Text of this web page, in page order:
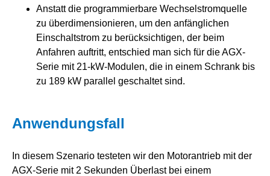
Anstatt die programmierbare Wechselstromquelle
zu überdimensionieren, um den anfänglichen
Einschaltstrom zu berücksichtigen, der beim
Anfahren auftritt, entschied man sich für die AGX-
Serie mit 21-kW-Modulen, die in einem Schrank bis
zu 189 kW parallel geschaltet sind.
Anwendungsfall
In diesem Szenario testeten wir den Motorantrieb mit der
AGX-Serie mit 2 Sekunden Überlast bei einem